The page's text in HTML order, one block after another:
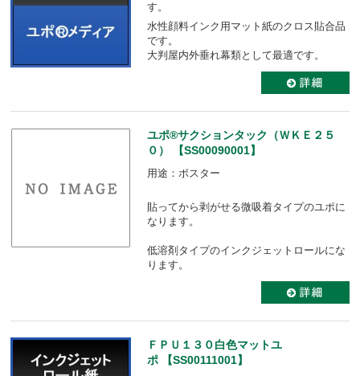
す。
水性顔料インク用マット紙のクロス貼合品
です。
大判屋内外垂れ幕類として最適です。
ユポ®サクションタック（ＷＫＥ２５
０） 【SS00090001】
用途：ポスター
貼ってから剥がせる微吸着タイプのユポに
なります。
低溶剤タイプのインクジェットロールにな
ります。
ＦＰＵ１３０白色マットユ
ポ 【SS00111001】